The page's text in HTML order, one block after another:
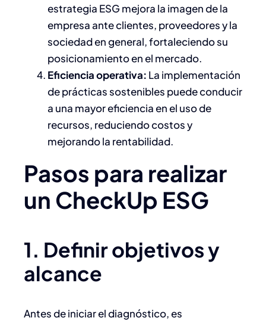
estrategia ESG mejora la imagen de la
empresa ante clientes, proveedores y la
sociedad en general, fortaleciendo su
posicionamiento en el mercado.​
Eficiencia operativa: La implementación
de prácticas sostenibles puede conducir
a una mayor eficiencia en el uso de
recursos, reduciendo costos y
mejorando la rentabilidad.​
Pasos para realizar
un CheckUp ESG
1. Definir objetivos y
alcance
Antes de iniciar el diagnóstico, es